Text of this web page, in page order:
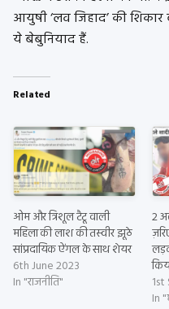
आयुषी ‘लव जिहाद’ की
ये बेबुनियाद हैं.
Related
ओम और त्रिशूल टैटू वाली
महिला की लाश की तस्वीर झूठे
सांप्रदायिक ऐंगल के साथ शेयर
6th June 2023
In "राजनीति"
2
In